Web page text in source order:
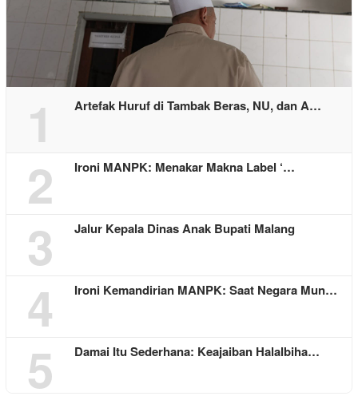
1 Artefak Huruf di Tambak Beras, NU, dan A…
2 Ironi MANPK: Menakar Makna Label ‘…
3 Jalur Kepala Dinas Anak Bupati Malang
4 Ironi Kemandirian MANPK: Saat Negara Mun…
5 Damai Itu Sederhana: Keajaiban Halalbiha…